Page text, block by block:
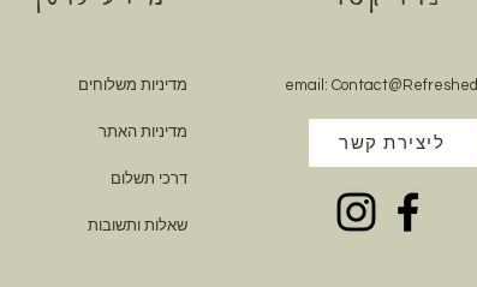
מדיניות משלוחים
מדיניות האתר
דרכי תשלום
שאלות ותשובות
email:
ליצירת קשר